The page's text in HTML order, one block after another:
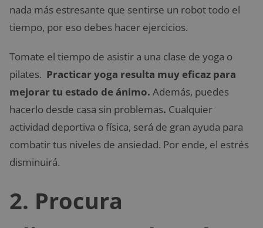
nada más estresante que sentirse un robot todo el
tiempo, por eso debes hacer ejercicios.
Tomate el tiempo de asistir a una clase de yoga o
pilates. Practicar yoga resulta muy eficaz para
mejorar tu estado de ánimo. Además, puedes
hacerlo desde casa sin problemas. Cualquier
actividad deportiva o física, será de gran ayuda para
combatir tus niveles de ansiedad. Por ende, el estrés
disminuirá.
2. Procura